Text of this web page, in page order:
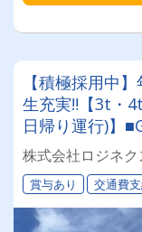
【積極採用中
生充実‼【3t・
日帰り運行)】
経験者共に大歓
型取得実績有)
株式会社ロジネ
賞与あり 交通費